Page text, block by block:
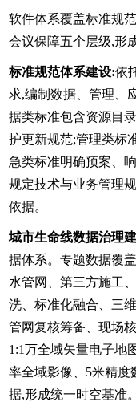
软件体系覆盖标准规
会议保障五个层级,形
标准规范体系建设:依
求,编制数据、管理、
据类标准包含资源目
护更新规范;管理类标
急类标准明确预案、
规定技术与业务管理
依据。
城市生命线数据治理
据体系。专题数据覆
水管网、第三方施工
洗、标准化融合、三
管网复核筹备、现场
1:1万全域矢量电子地
率全域影像、5米精度
据,形成统一时空基准。